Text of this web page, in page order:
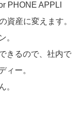
PHONE APPLI
資産に変えます。
。
きるので、社内で
ィー。
。